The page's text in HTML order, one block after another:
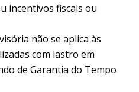
incentivos fiscais ou
não se aplica às
com lastro em
de Garantia do Tempo